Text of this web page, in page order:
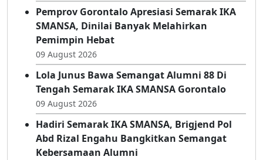
Pemprov Gorontalo Apresiasi Semarak IKA
SMANSA, Dinilai Banyak Melahirkan
Pemimpin Hebat
09 August 2026
Lola Junus Bawa Semangat Alumni 88 Di
Tengah Semarak IKA SMANSA Gorontalo
09 August 2026
Hadiri Semarak IKA SMANSA, Brigjend Pol
Abd Rizal Engahu Bangkitkan Semangat
Kebersamaan Alumni